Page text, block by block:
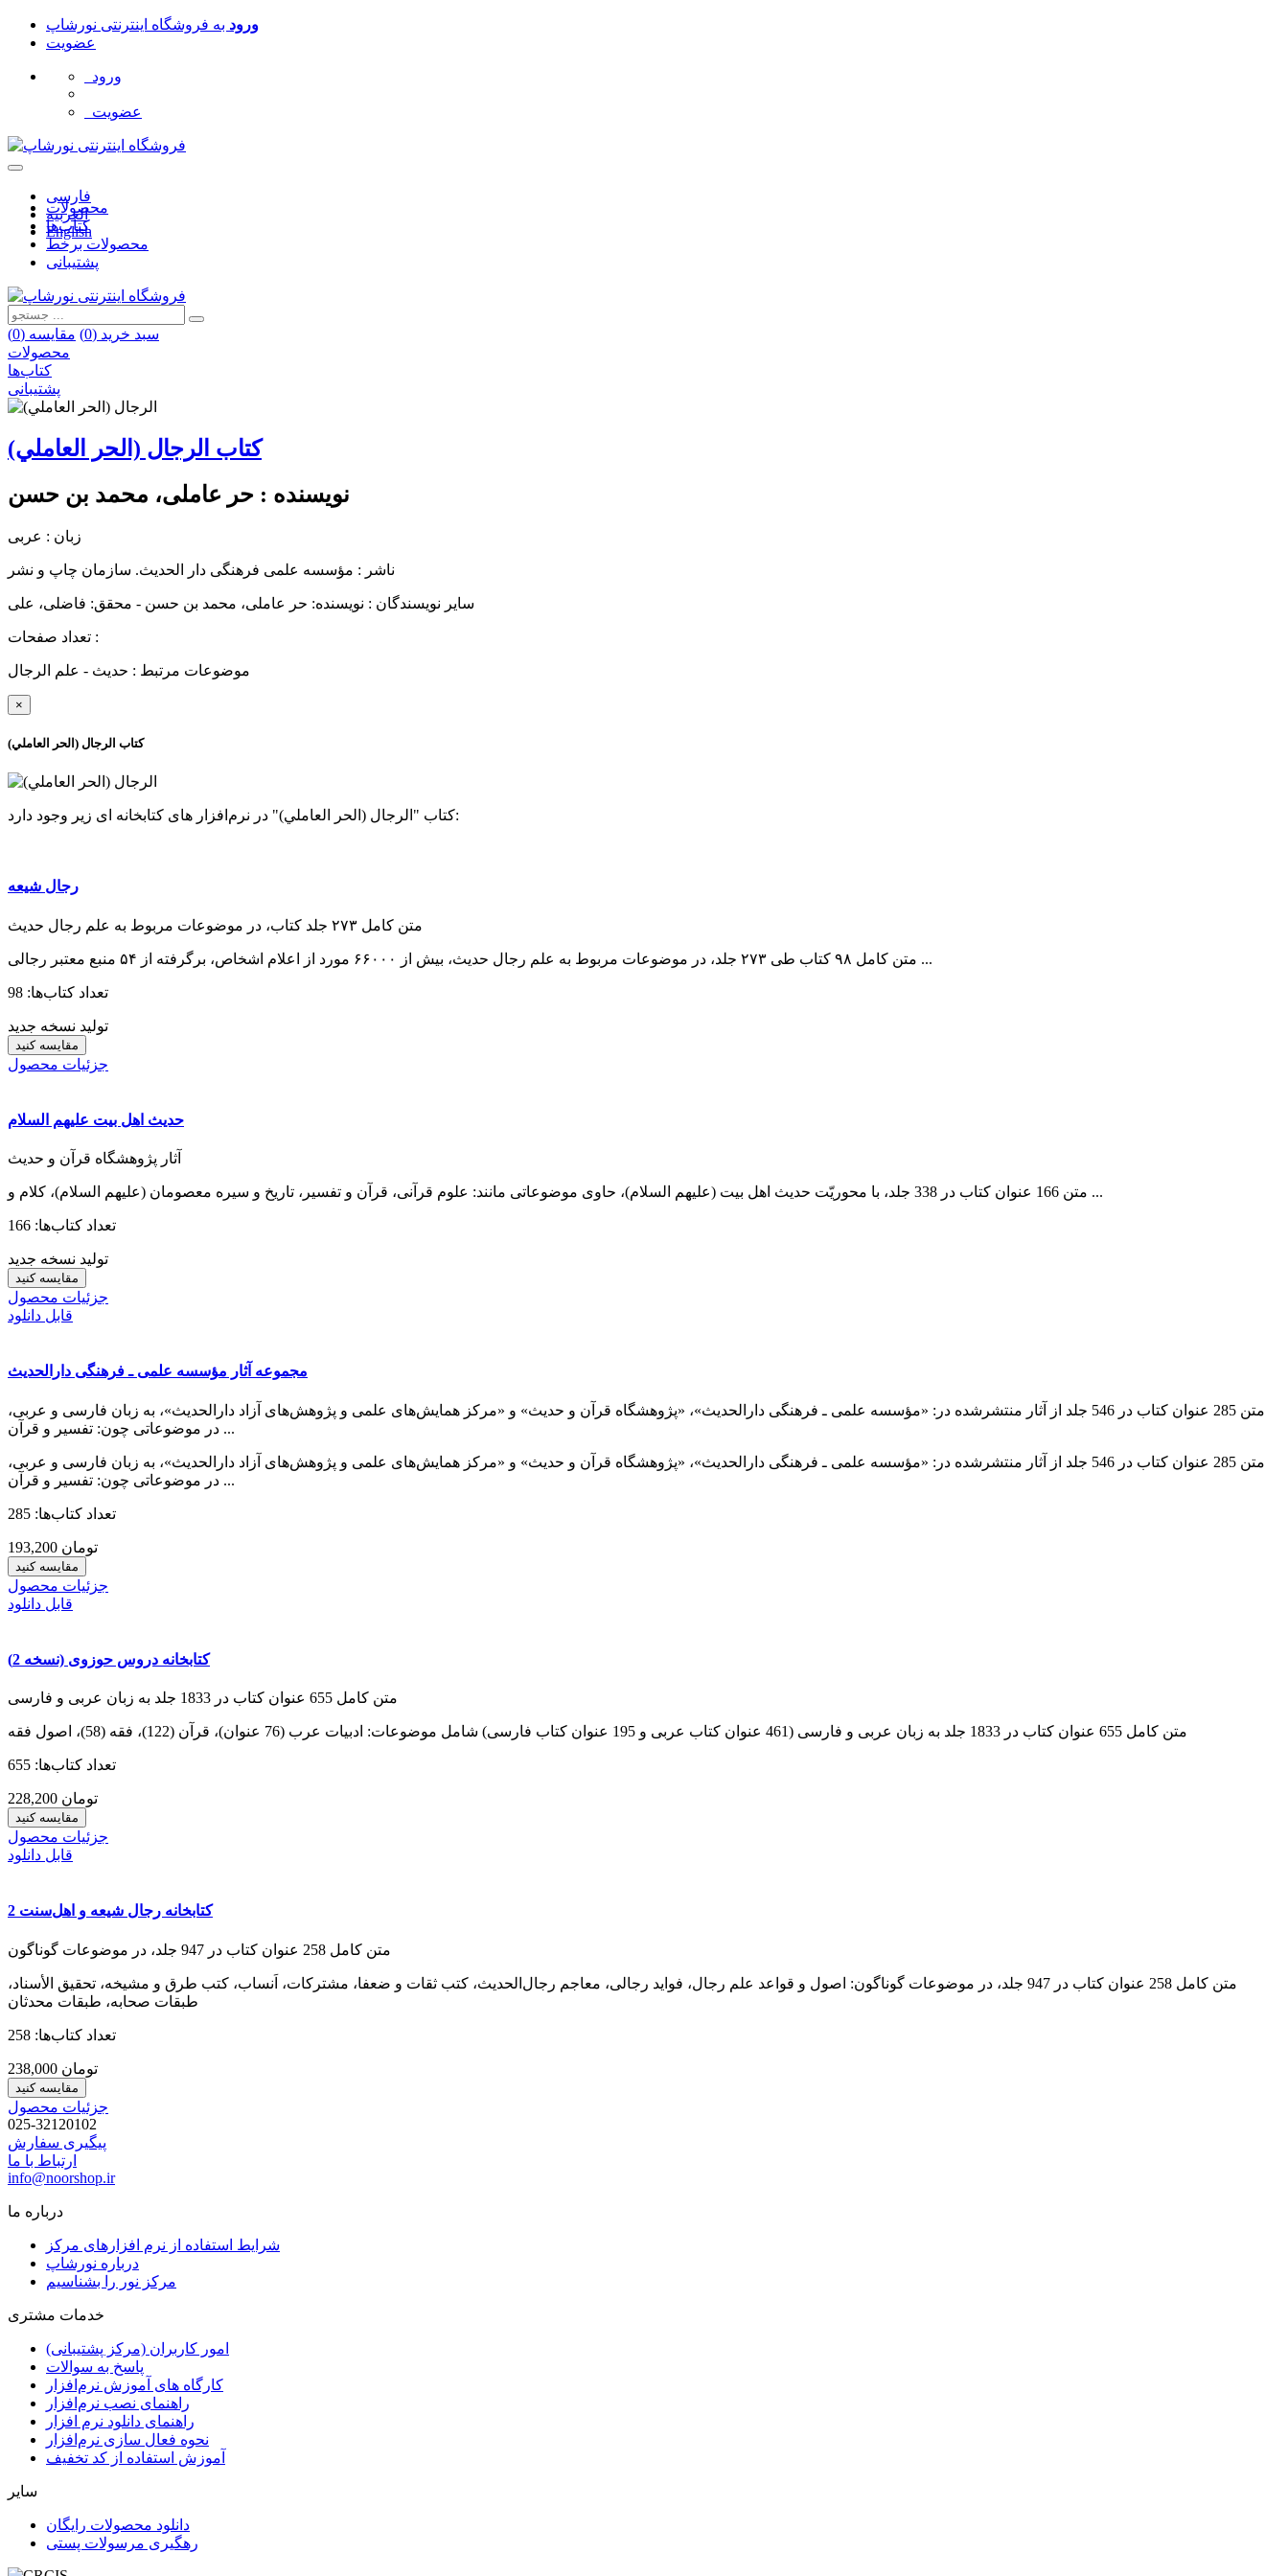
ورود به فروشگاه اینترنتی نورشاپ
عضویت
ورود
عضویت
فارسی
العربیه
English
محصولات
کتاب‌ها
محصولات برخط
پشتیبانی
سبد خرید (0
) مقایسه (0
)
محصولات
کتاب‌ها
پشتیبانی
کتاب الرجال (الحر العاملي)
نویسنده : حر عاملی، محمد بن حسن
زبان : عربی
ناشر : مؤسسه علمی فرهنگی دار الحديث. سازمان چاپ و نشر
سایر نویسندگان : نویسنده: حر عاملی، محمد بن حسن - محقق: فاضلی، علی
تعداد صفحات :
موضوعات مرتبط : حدیث - علم الرجال
×
کتاب الرجال (الحر العاملي)
کتاب "الرجال (الحر العاملي)" در نرم‌افزار های کتابخانه ای زیر وجود دارد:
رجال شیعه
متن کامل ۲۷۳ جلد کتاب، در موضوعات مربوط به علم رجال حدیث
متن کامل ۹۸ کتاب طی ۲۷۳ جلد، در موضوعات مربوط به علم رجال حدیث، بیش از ۶۶۰۰۰ مورد از اعلام اشخاص، برگرفته از ۵۴ منبع معتبر رجالی ...
تعداد کتاب‌ها: 98
تولید نسخه جدید
مقایسه کنید
جزئیات محصول
حدیث اهل بیت علیهم السلام
آثار پژوهشگاه قرآن و حدیث
متن 166 عنوان کتاب در 338 جلد، با محوریّت حدیث اهل بیت (علیهم السلام)، حاوی موضوعاتی مانند: علوم قرآنی، قرآن و تفسیر، تاریخ و سیره معصومان (علیهم السلام)، کلام و ...
تعداد کتاب‌ها: 166
تولید نسخه جدید
مقایسه کنید
جزئیات محصول
قابل دانلود
مجموعه آثار مؤسسه علمی ـ فرهنگی دارالحدیث
متن 285 عنوان کتاب در 546 جلد از آثار منتشرشده در: «مؤسسه علمی ـ فرهنگی دارالحدیث»، «پژوهشگاه قرآن و حدیث» و «مرکز همایش‌های علمی و پژوهش‌های آزاد دارالحدیث»، به زبان فارسی و عربی،
در موضوعاتی چون: تفسیر و قرآن ...
متن 285 عنوان کتاب در 546 جلد از آثار منتشرشده در: «مؤسسه علمی ـ فرهنگی دارالحدیث»، «پژوهشگاه قرآن و حدیث» و «مرکز همایش‌های علمی و پژوهش‌های آزاد دارالحدیث»، به زبان فارسی و عربی،
در موضوعاتی چون: تفسیر و قرآن ...
تعداد کتاب‌ها: 285
193,200 تومان
مقایسه کنید
جزئیات محصول
قابل دانلود
کتابخانه دروس حوزوی (نسخه 2)
متن کامل 655 عنوان کتاب در 1833 جلد به زبان عربی و فارسی
متن کامل 655 عنوان کتاب در 1833 جلد به زبان عربی و فارسی (461 عنوان کتاب عربی و 195 عنوان کتاب فارسی) شامل موضوعات: ادبیات عرب (76 عنوان)، قرآن (122)، فقه (58)، اصول فقه
تعداد کتاب‌ها: 655
228,200 تومان
مقایسه کنید
جزئیات محصول
قابل دانلود
کتابخانه رجال شیعه و اهل‌‌سنت 2
متن کامل 258 عنوان کتاب در 947 جلد، در موضوعات گوناگون
متن کامل 258 عنوان کتاب در 947 جلد، در موضوعات گوناگون: اصول و قواعد علم رجال، فواید رجالی، معاجم رجال‌الحدیث، کتب ثقات و ضعفا، مشترکات، اَنساب، کتب طرق و مشیخه، تحقیق الأسناد،
طبقات صحابه، طبقات محدثان
تعداد کتاب‌ها: 258
238,000 تومان
مقایسه کنید
جزئیات محصول
025-32120102
پیگیری سفارش
ارتباط با ما
info@noorshop.ir
درباره ما
شرایط استفاده از نرم افزارهای مرکز
درباره نورشاپ
مرکز نور را بشناسیم
خدمات مشتری
امور کاربران (مرکز پشتیبانی)
پاسخ به سوالات
کارگاه های آموزش نرم‌افزار
راهنمای نصب نرم‌افزار
راهنمای دانلود نرم افزار
نحوه فعال سازی نرم‌افزار
آموزش استفاده از کد تخفیف
سایر
دانلود محصولات رایگان
رهگیری مرسولات پستی